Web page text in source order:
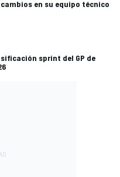
en su equipo técnico
sprint del GP de